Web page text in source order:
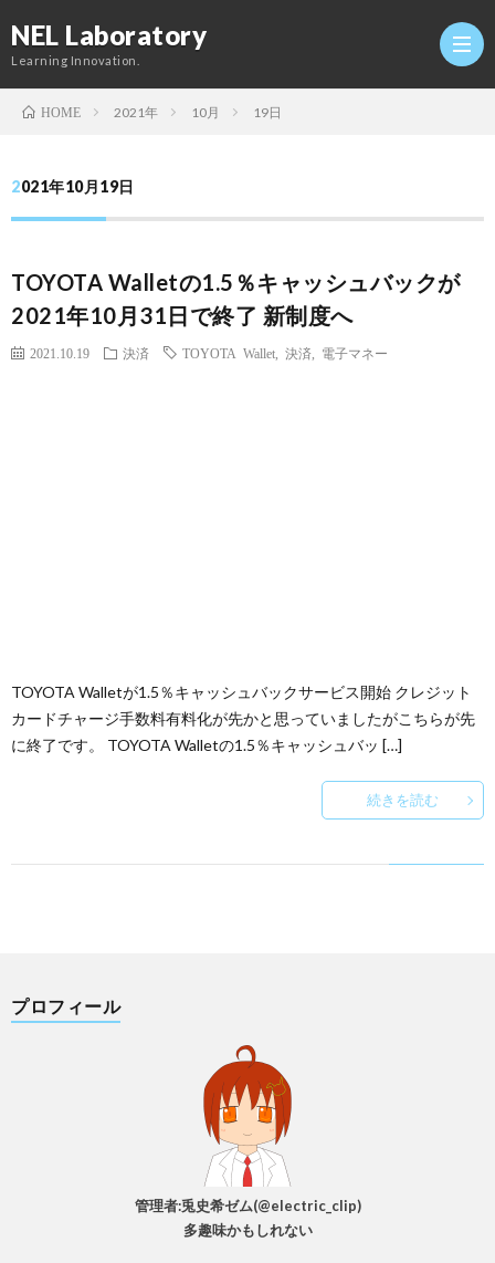
NEL Laboratory
Learning Innovation.
研
HOME 2021年 10月 19日
2021年10月19日
TOYOTA Walletの1.5％キャッシュバックが
2021年10月31日で終了 新制度へ
2021.10.19 決済 TOYOTA Wallet 決済 電子マネー
TOYOTA Walletが1.5％キャッシュバックサービス開始 クレジット
カードチャージ手数料有料化が先かと思っていましたがこちらが先
に終了です。 TOYOTA Walletの1.5％キャッシュバッ […]
続きを読む
プロフィール
管理者:兎史希ゼム(@electric_clip)
多趣味かもしれない